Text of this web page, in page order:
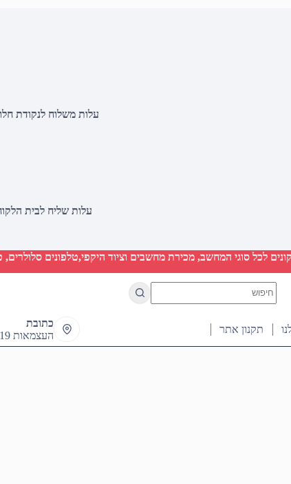
עלות משלוח לנקודת חלוקה 20 שקלים, בהזמנות מעל 500 שקלים ללא
עלות שליח לבית הלקוח 50 שקלים, בהזמנות מעל 2000 שקלים ללא חיוב
לכל סוגי המחשב, מכירת מחשבים וציוד היקפי,טלפונים סלולרים,
results
תקנון אתר
כתובת
העצמאות 19 ראש העין